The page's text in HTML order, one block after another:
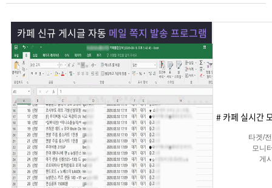
베
이
는?
램
구
매
프
로
그
램
춤
상
품
문
의
고
객
센
터
마
이
페
이
파
트
너
카페 신규 게시글 자동 메일 쪽지 발송 프로그램
# 카페 실시간
타겟/
모니
게